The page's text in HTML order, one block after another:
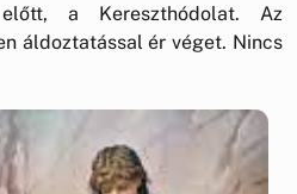
a Kereszthódolat. Az
áldoztatással ér véget. Nincs